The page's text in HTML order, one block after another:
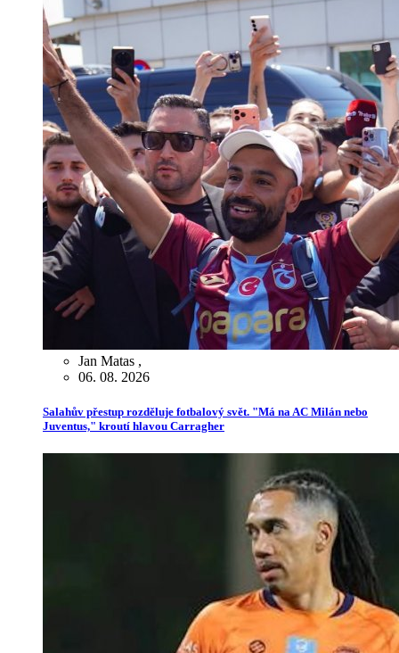
Jan Matas ,
06. 08. 2026
Salahův přestup rozděluje fotbalový svět. "Má na AC Milán nebo
Juventus," kroutí hlavou Carragher